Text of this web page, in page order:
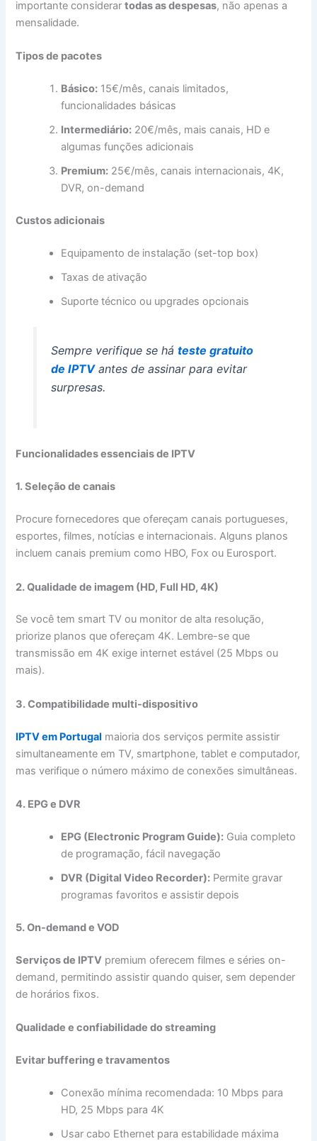
importante considerartodas as despesas, não apenas a
mensalidade.
Tipos de pacotes
Básico: 15€/mês, canais limitados,
funcionalidades básicas
Intermediário: 20€/mês, mais canais, HD e
algumas funções adicionais
Premium: 25€/mês, canais internacionais, 4K,
DVR, on-demand
Custos adicionais
Equipamento de instalação (set-top box)
Taxas de ativação
Suporte técnico ou upgrades opcionais
Sempre verifique se há teste gratuito
de IPTVantes de assinar para evitar
surpresas.
Funcionalidades essenciais de IPTV
1. Seleção de canais
Procure fornecedores que ofereçam canais portugueses,
esportes, filmes, notícias e internacionais. Alguns planos
incluem canais premium como HBO, Fox ou Eurosport.
2. Qualidade de imagem (HD, Full HD, 4K)
Se você tem smart TV ou monitor de alta resolução,
priorize planos que ofereçam 4K. Lembre-se que
transmissão em 4K exige internet estável (25 Mbps ou
mais).
3. Compatibilidade multi-dispositivo
IPTV em Portugal maioria dos serviços permite assistir
simultaneamente em TV, smartphone, tablet e computador,
mas verifique o número máximo de conexões simultâneas.
4. EPG e DVR
EPG (Electronic Program Guide): Guia completo
de programação, fácil navegação
DVR (Digital Video Recorder): Permite gravar
programas favoritos e assistir depois
5. On-demand e VOD
Serviços de IPTV premium oferecem filmes e séries on-
demand, permitindo assistir quando quiser, sem depender
de horários fixos.
Qualidade e confiabilidade do streaming
Evitar buffering e travamentos
Conexão mínima recomendada: 10 Mbps para
HD, 25 Mbps para 4K
Usar cabo Ethernet para estabilidade máxima